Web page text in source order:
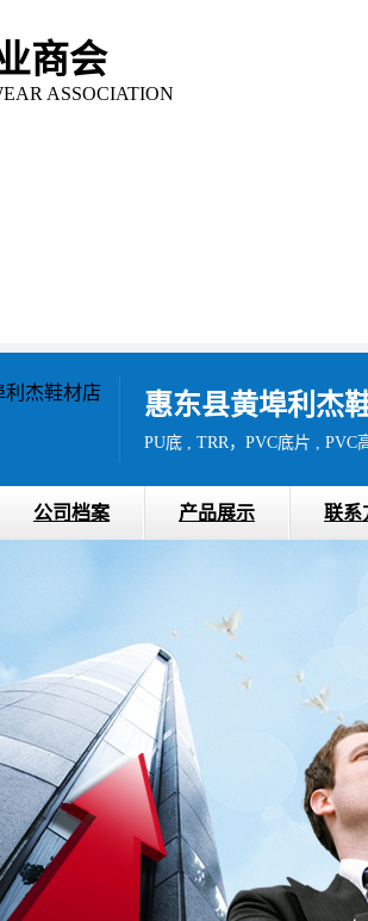
商会
ASSOCIATION
惠东县黄埠利杰
PU底 , TRR，PVC底片 , PVC
公司档案 产品展示 联系